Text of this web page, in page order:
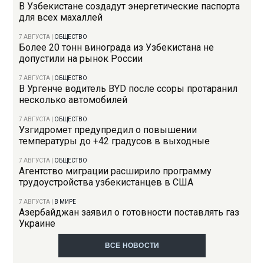
В Узбекистане создадут энергетические паспорта
для всех махаллей
7 АВГУСТА ОБЩЕСТВО
Более 20 тонн винограда из Узбекистана не
допустили на рынок России
7 АВГУСТА ОБЩЕСТВО
В Ургенче водитель BYD после ссоры протаранил
несколько автомобилей
7 АВГУСТА ОБЩЕСТВО
Узгидромет предупредил о повышении
температуры до +42 градусов в выходные
7 АВГУСТА ОБЩЕСТВО
Агентство миграции расширило программу
трудоустройства узбекистанцев в США
7 АВГУСТА В МИРЕ
Азербайджан заявил о готовности поставлять газ
Украине
ВСЕ НОВОСТИ